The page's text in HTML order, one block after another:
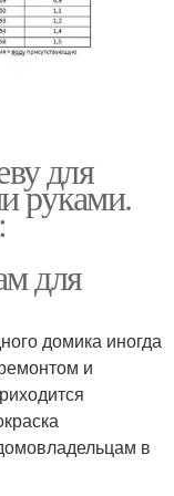
для
руками.
для
домика иногда
и
в